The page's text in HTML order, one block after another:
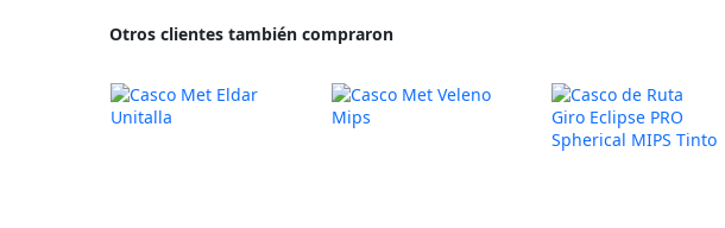
Otros clientes también compraron